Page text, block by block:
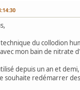
du collodion
mon bain de nitrate
depuis un an et
souhaite redémarrer